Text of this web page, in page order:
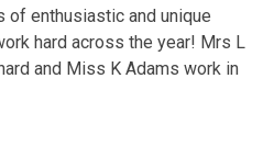
of enthusiastic and unique
hard across the year! Mrs L
and Miss K Adams work in